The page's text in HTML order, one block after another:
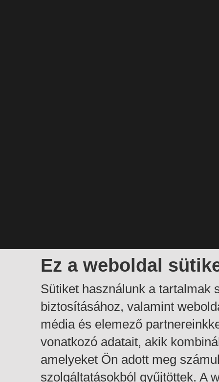
Ez a weboldal
Sütiket használunk a tartalmak
biztosításához, valamint
média és elemező
vonatkozó adatait, akik
amelyeket Ön adott meg
szolgáltatásokból gyűjtöttek. A